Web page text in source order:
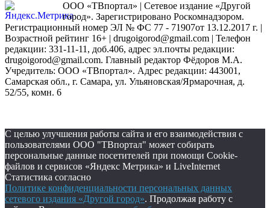
ООО «ТВпортал» | Сетевое издание «Другой
город». Зарегистрировано Роскомнадзором.
Регистрационный номер ЭЛ № ФС 77 - 71907от 13.12.2017 г. |
Возрастной рейтинг 16+ | drugoigorod@gmail.com | Телефон
редакции: 331-11-11, доб.406, адрес эл.почты редакции:
drugoigorod@gmail.com. Главный редактор Фёдоров М.А.
Учредитель: ООО «ТВпортал». Адрес редакции: 443001,
Самарская обл., г. Самара, ул. Ульяновская/Ярмарочная, д.
52/55, комн. 6
С целью улучшения работы сайта и его взаимодействия с
пользователями ООО "ТВпортал" может собирать
персональные данные посетителей при помощи Cookie-
файлов и сервисов «Яндекс Метрика» и LiveInternet
Статистика согласно
Политике конфиденциальности персональных данных
сетевого издания «Другой город». Продолжая работу с